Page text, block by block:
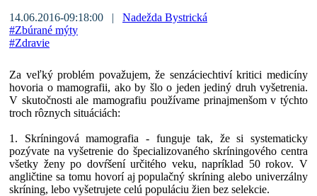
14.06.2016-09:18:00 | Nadežda Bystrická
#Zbúrané mýty
#Zdravie
Za veľký problém považujem, že senzáciechtiví kritici medicíny
hovoria o mamografii, ako by šlo o jeden jediný druh vyšetrenia.
V skutočnosti ale mamografiu používame prinajmenšom v týchto
troch rôznych situáciách:
1. Skríningová mamografia - funguje tak, že si systematicky
pozývate na vyšetrenie do špecializovaného skríningového centra
všetky ženy po dovŕšení určitého veku, napríklad 50 rokov. V
angličtine sa tomu hovorí aj populačný skríning alebo univerzálny
skríning, lebo vyšetrujete celú populáciu žien bez selekcie.